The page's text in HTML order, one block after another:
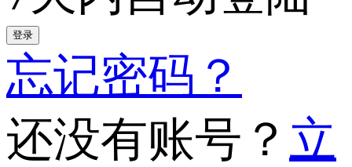
登录
忘记密码？
还没有账号？ 立